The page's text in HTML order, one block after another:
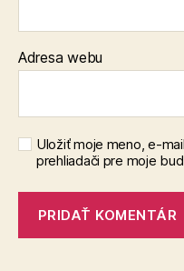
Adresa webu
Uložiť moje meno, e-
prehliadači pre moje